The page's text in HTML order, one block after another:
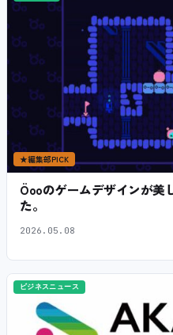
★編集部PICK
Öooのゲームデザインが美
た。
2026.05.08
ビジネスニュース